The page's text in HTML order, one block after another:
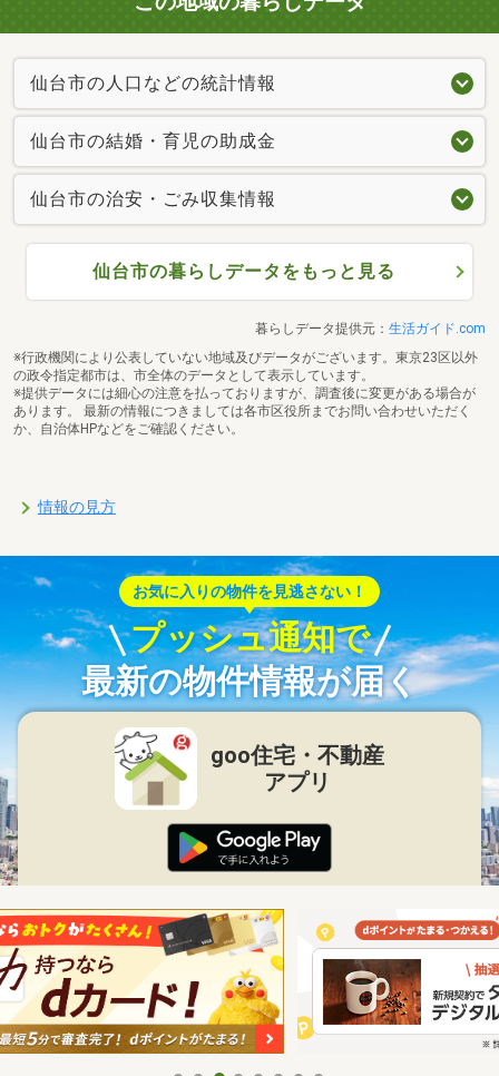
仙台市の人口などの統計情報
仙台市の結婚・育児の助成金
仙台市の治安・ごみ収集情報
仙台市の暮らしデータをもっと見る
暮らしデータ提供元： 生活ガイド.com
※行政機関により公表していない地域及びデータがございます。東京23区以外
の政令指定都市は、市全体のデータとして表示しています。
※提供データには細心の注意を払っておりますが、調査後に変更がある場合が
あります。 最新の情報につきましては各市区役所までお問い合わせいただく
か、自治体HPなどをご確認ください。
情報の見方
お気に入りの物件を見逃さない！
プッシュ通知で
最新の物件情報が届く
goo住宅・不動産
アプリ